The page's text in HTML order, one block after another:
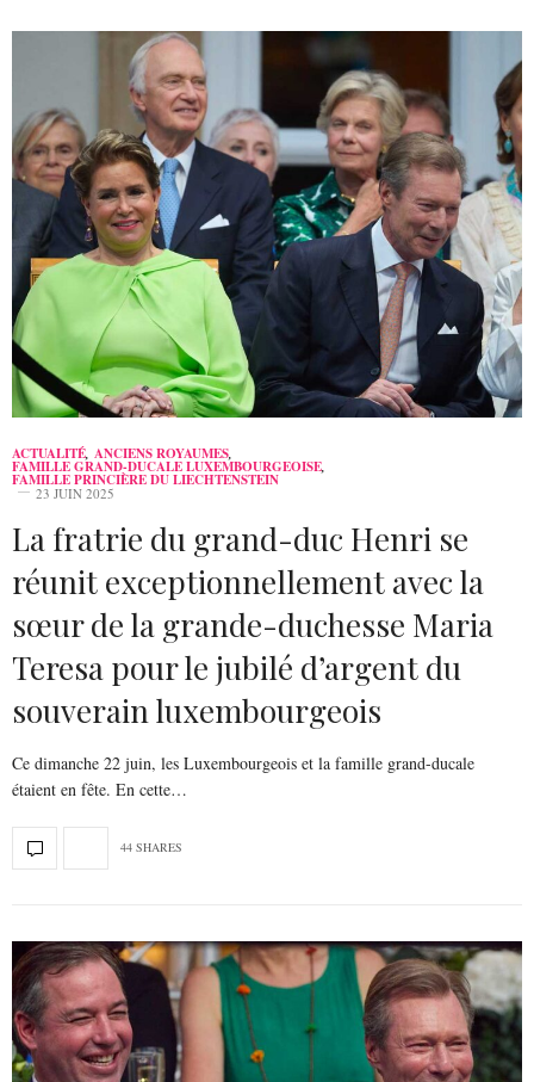
ACTUALITÉ, ANCIENS ROYAUMES,
FAMILLE GRAND-DUCALE LUXEMBOURGEOISE,
FAMILLE PRINCIÈRE DU LIECHTENSTEIN
23 JUIN 2025
La fratrie du grand-duc Henri se
réunit exceptionnellement avec la
sœur de la grande-duchesse Maria
Teresa pour le jubilé d’argent du
souverain luxembourgeois
Ce dimanche 22 juin, les Luxembourgeois et la famille grand-ducale
étaient en fête. En cette…
44 SHARES